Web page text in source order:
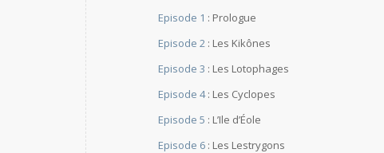
Episode 1 : Prologue
Episode 2 : Les Kikônes
Episode 3 : Les Lotophages
Episode 4: Les Cyclopes
Episode 5 : L’Ile d’Éole
Episode 6 : Les Lestrygons